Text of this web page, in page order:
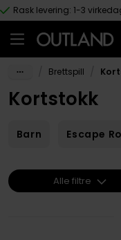
Hopp til hovedinnhold
Rask levering: 1-3
Brettspill
Kortstokk
Barn Escape
Alle filtre